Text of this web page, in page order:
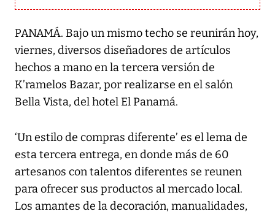
PANAMÁ. Bajo un mismo techo se reunirán hoy,
viernes, diversos diseñadores de artículos
hechos a mano en la tercera versión de
K’ramelos Bazar, por realizarse en el salón
Bella Vista, del hotel El Panamá.
‘Un estilo de compras diferente’ es el lema de
esta tercera entrega, en donde más de 60
artesanos con talentos diferentes se reunen
para ofrecer sus productos al mercado local.
Los amantes de la decoración, manualidades,